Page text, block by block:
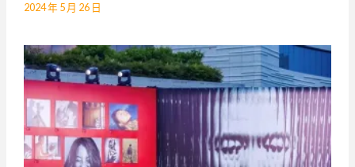
2024 年 5 月 26 日